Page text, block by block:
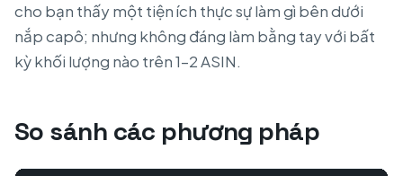
cho bạn thấy một tiện ích thực sự làm gì bên dưới
nắp capô; nhưng không đáng làm bằng tay với bất
kỳ khối lượng nào trên 1–2 ASIN.
So sánh các phương pháp